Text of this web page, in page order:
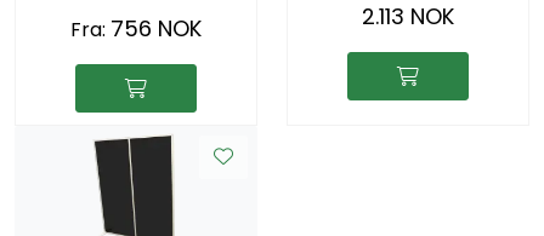
Fra: 756 NOK 2.113 NOK